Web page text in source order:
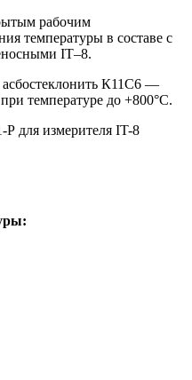
рабочим
температуры в составе с
IT–8.
К11С6 —
температуре до +800°С.